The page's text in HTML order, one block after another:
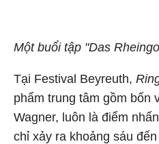
Một buổi tập "Das
Tại Festival Beyreuth,
phẩm trung tâm gồm bốn
Wagner, luôn là điểm
chỉ xảy ra khoảng sáu